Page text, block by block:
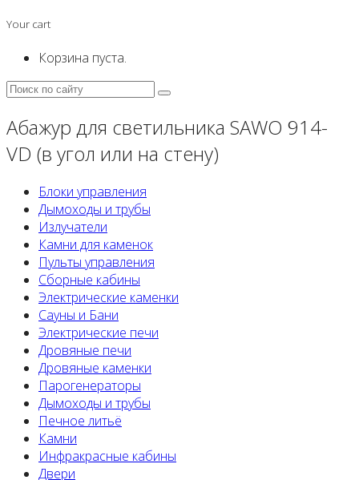
Your cart
Корзина пуста.
Абажур для светильника SAWO 914-
VD (в угол или на стену)
Блоки управления
Дымоходы и трубы
Излучатели
Камни для каменок
Пульты управления
Сборные кабины
Электрические каменки
Сауны и Бани
Электрические печи
Дровяные печи
Дровяные каменки
Парогенераторы
Дымоходы и трубы
Печное литьё
Камни
Инфракрасные кабины
Двери